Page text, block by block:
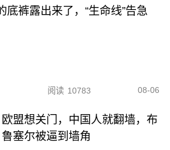
底裤露出来了，“生命线”告急
阅读 10783 08-06
欧盟想关门，中国人就翻墙，布
鲁塞尔被逼到墙角